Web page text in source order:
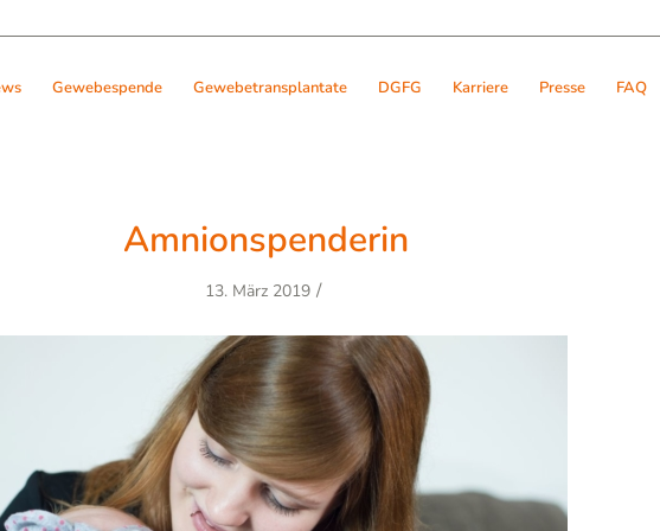
Gewebespende Gewebetransplantate DGFG Karriere Presse FAQ
Amnionspenderin
13. März 2019 /